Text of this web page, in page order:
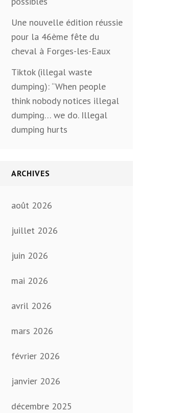
Une nouvelle édition réussie
pour la 46ème fête du
cheval à Forges-les-Eaux
Tiktok (illegal waste
dumping): “When people
think nobody notices illegal
dumping… we do. Illegal
dumping hurts
ARCHIVES
août 2026
juillet 2026
juin 2026
mai 2026
avril 2026
mars 2026
février 2026
janvier 2026
décembre 2025